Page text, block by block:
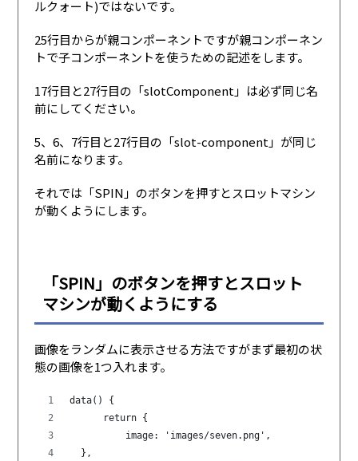
ルクォート)ではないです。
25行目からが親コンポーネントですが親コンポーネン
トで子コンポーネントを使うための記述をします。
17行目と27行目の「slotComponent」は必ず同じ名
前にしてください。
5、6、7行目と27行目の「slot-component」が同じ
名前になります。
それでは「SPIN」のボタンを押すとスロットマシン
が動くようにします。
「SPIN」のボタンを押すとスロット
マシンが動くようにする
画像をランダムに表示させる方法ですがまず最初の状
態の画像を1つ入れます。
data() {
      return {
          image: 'images/seven.png',
  },